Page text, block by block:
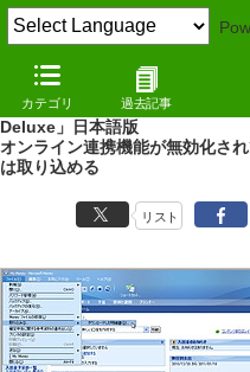
カテゴリ 過去記事
NEWS（11/01/18 15:11）
販売終了した“MS Money”の
Deluxe」日本語版
オンライン連携機能が無効化さ
は取り込める
リスト